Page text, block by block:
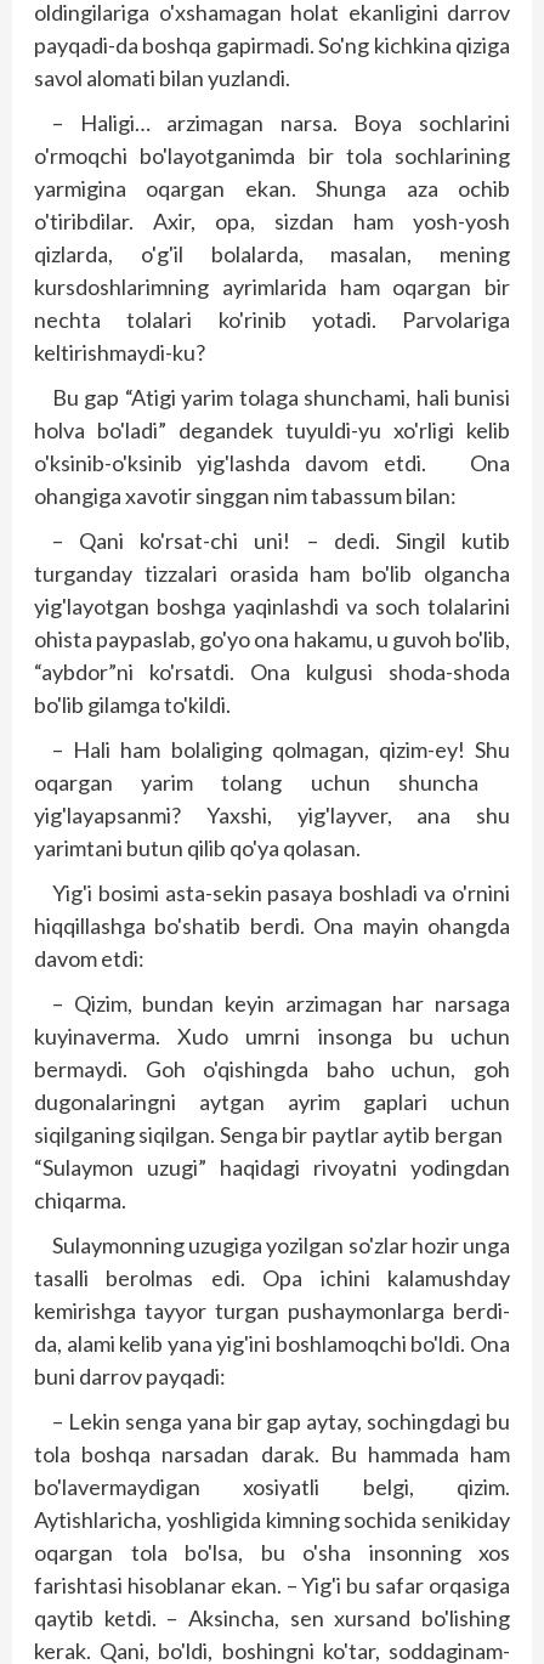
oldingilariga o'xshamagan holat ekanligini darrov
payqadi-da boshqa gapirmadi. So'ng kichkina qiziga
savol alomati bilan yuzlandi.
– Haligi… arzimagan narsa. Boya sochlarini
o'rmoqchi bo'layotganimda bir tola sochlarining
yarmigina oqargan ekan. Shunga aza ochib
o'tiribdilar. Axir, opa, sizdan ham yosh-yosh
qizlarda, o'g'il bolalarda, masalan, mening
kursdoshlarimning ayrimlarida ham oqargan bir
nech­ta tolalari ko'rinib yotadi. Parvolariga
keltirishmaydi-ku?
Bu gap “Atigi yarim tolaga shunchami, hali bunisi
holva bo'ladi” degandek tuyuldi-yu xo'rligi kelib
o'ksinib-o'ksinib yig'lashda davom etdi. Ona
ohangiga xavotir singgan nim tabassum bilan:
– Qani ko'rsat-chi uni! – dedi. Singil kutib
turganday tizzalari orasida ham bo'lib olgancha
yig'layotgan boshga yaqinlashdi va soch tolalarini
ohista paypaslab, go'yo ona hakamu, u guvoh bo'lib,
“aybdor”ni ko'rsatdi. Ona kulgusi shoda-shoda
bo'lib gilamga to'kildi.
– Hali ham bolaliging qolmagan, qizim-ey! Shu
oqargan yarim tolang uchun shuncha
yig'layapsanmi? Yaxshi, yig'layver, ana shu
yarimtani butun qilib qo'ya qolasan.
Yig'i bosimi asta-sekin pasaya bosh­ladi va o'rnini
hiqqillashga bo'shatib berdi. Ona mayin ohangda
davom etdi:
– Qizim, bundan keyin arzimagan har narsaga
kuyinaverma. Xudo umrni insonga bu uchun
bermaydi. Goh o'qishingda baho uchun, goh
dugonalaringni aytgan ayrim gaplari uchun
siqilganing siqilgan. Senga bir paytlar aytib bergan
“Sulaymon uzugi” haqidagi rivoyatni yodingdan
chiqarma.
Sulaymonning uzugiga yozilgan so'zlar hozir unga
tasalli berolmas edi. Opa ichini kalamushday
kemirishga tayyor turgan pushaymonlarga berdi-
da, alami kelib yana yig'ini boshlamoqchi bo'ldi. Ona
buni darrov payqadi:
– Lekin senga yana bir gap aytay, sochingdagi bu
tola boshqa narsadan darak. Bu hammada ham
bo'lavermaydigan xosiyatli belgi, qizim.
Aytishlaricha, yoshligida kimning sochida senikiday
oqargan tola bo'lsa, bu o'sha insonning xos
farishtasi hisoblanar ekan. – Yig'i bu safar orqasiga
qaytib ketdi. – Aksincha, sen xursand bo'lishing
kerak. Qani, bo'ldi, boshingni ko'tar, soddaginam-